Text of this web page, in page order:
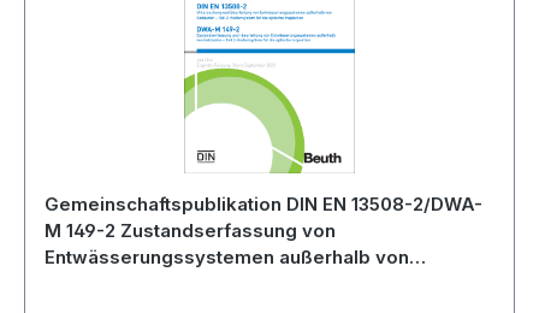
Gemeinschaftspublikation DIN EN 13508-2/DWA-
M 149-2 Zustandserfassung von
Entwässerungssystemen außerhalb von